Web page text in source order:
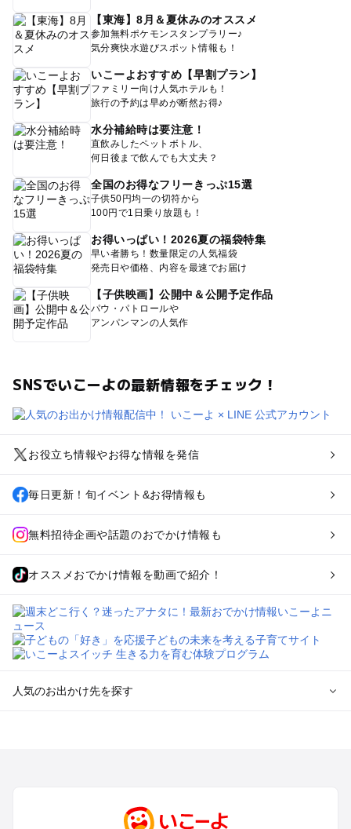
【東海】8月＆夏休みのオススメ
参加無料ポケモンスタンプラリー♪
気分爽快水遊びスポット情報も！
いこーよおすすめ【早割プラン】
ファミリー向け人気ホテルも！
旅行の予約は早めが断然お得♪
水分補給時は要注意！
直飲みしたペットボトル、
何日後まで飲んでも大丈夫？
全国のお得なフリーきっぷ15選
子供50円均一の切符から
100円で1日乗り放題も！
お得いっぱい！2026夏の福袋特集
早い者勝ち！数量限定の人気福袋
発売日や価格、内容を最速でお届け
【子供映画】公開中＆公開予定作品
パウ・パトロールや
アンパンマンの人気作
SNSでいこーよの最新情報をチェック！
お役立ち情報やお得な情報を発信
毎日更新！旬イベント&お得情報も
無料招待企画や話題のおでかけ情報も
オススメおでかけ情報を動画で紹介！
人気のお出かけ先を探す
関西のプールおでかけ